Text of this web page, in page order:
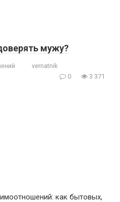
мужу?
vernatnik
0
3 371
как бытовых,